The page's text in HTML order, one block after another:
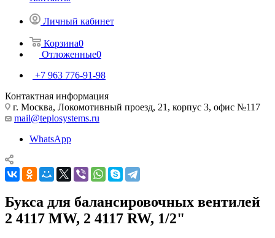
Личный кабинет
Корзина0
Отложенные0
+7 963 776-91-98
Контактная информация
г. Москва, Локомотивный проезд, 21, корпус 3, офис №117
mail@teplosystems.ru
WhatsApp
Букса для балансировочных вентилей
2 4117 MW, 2 4117 RW, 1/2"